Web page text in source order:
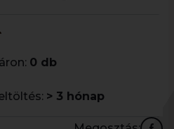
0 db
> 3 hónap